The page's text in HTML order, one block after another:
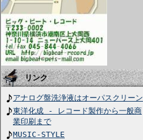
リンク
アナログ盤洗浄液はオーパスクリーン
東洋化成 - レコード製作から一般商
業印刷まで
MUSIC-STYLE